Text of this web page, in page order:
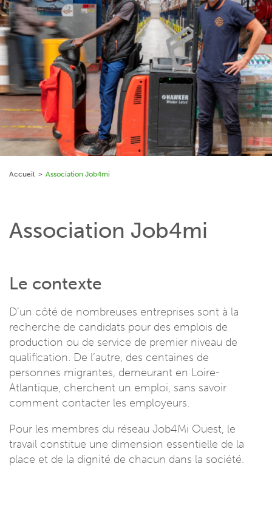
Accueil Association Job4mi
Association Job4mi
Le contexte
D’un côté de nombreuses entreprises sont à la
recherche de candidats pour des emplois de
production ou de service de premier niveau de
qualification. De l’autre, des centaines de
personnes migrantes, demeurant en Loire-
Atlantique, cherchent un emploi, sans savoir
comment contacter les employeurs.
Pour les membres du réseau Job4Mi Ouest, le
travail constitue une dimension essentielle de la
place et de la dignité de chacun dans la société.